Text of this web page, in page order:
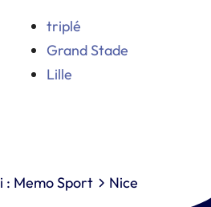
triplé
Grand Stade
Lille
: Memo Sport Nice